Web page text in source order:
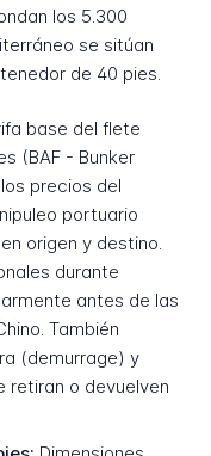
los 5.300
se sitúan
de 40 pies.
base del flete
(BAF - Bunker
precios del
portuario
origen y destino.
durante
antes de las
También
(demurrage) y
retiran o devuelven